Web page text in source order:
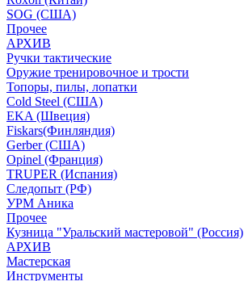
SOG (США)
Прочее
АРХИВ
Ручки тактические
Оружие тренировочное и трости
Топоры, пилы, лопатки
Cold Steel (США)
EKA (Швеция)
Fiskars(Финляндия)
Gerber (США)
Opinel (Франция)
TRUPER (Испания)
Следопыт (РФ)
УРМ Аника
Прочее
Кузница "Уральский мастеровой" (Россия)
АРХИВ
Мастерская
Инструменты